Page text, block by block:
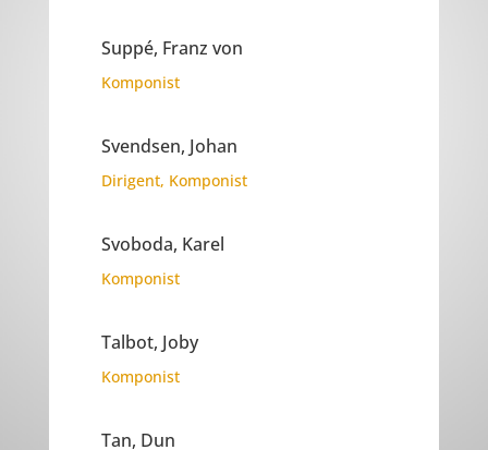
Suppé, Franz von
Komponist
Svendsen, Johan
Dirigent, Komponist
Svoboda, Karel
Komponist
Talbot, Joby
Komponist
Tan, Dun